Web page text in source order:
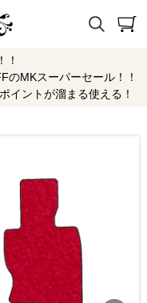
！
MKスーパーセール！！
イントが溜まる使える！